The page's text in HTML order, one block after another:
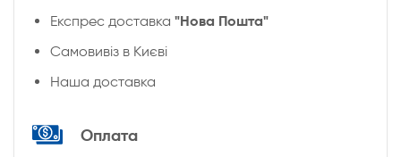
Експрес доставка "Нова Пошта"
Cамовивіз в Києві
Наша доставка
Оплата